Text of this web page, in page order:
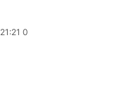
0